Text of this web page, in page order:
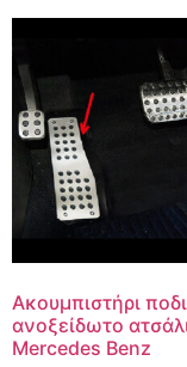
Ακουμπιστήρι
ανοξείδωτο
Mercedes Benz